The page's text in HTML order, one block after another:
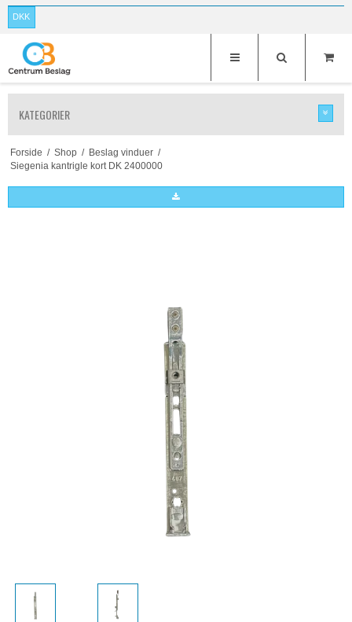
DKK
KATEGORIER
Forside / Shop / Beslag vinduer /
Siegenia kantrigle kort DK 2400000